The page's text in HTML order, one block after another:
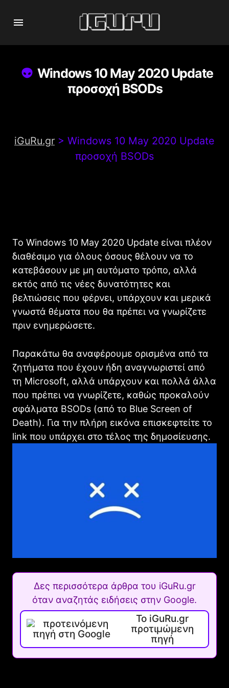
Windows 10 May 2020 Update
προσοχή BSODs
iGuRu.gr > Windows 10 May 2020 Update
προσοχή BSODs
Το Windows 10 May 2020 Update είναι πλέον
διαθέσιμο για όλους όσους θέλουν να το
κατεβάσουν με μη αυτόματο τρόπο, αλλά
εκτός από τις νέες δυνατότητες και
βελτιώσεις που φέρνει, υπάρχουν και μερικά
γνωστά θέματα που θα πρέπει να γνωρίζετε
πριν ενημερώσετε.
Παρακάτω θα αναφέρουμε ορισμένα από τα
ζητήματα που έχουν ήδη αναγνωριστεί από
τη Microsoft, αλλά υπάρχουν και πολλά άλλα
που πρέπει να γνωρίζετε, καθώς προκαλούν
σφάλματα BSODs (από το Blue Screen of
Death). Για την πλήρη εικόνα επισκεφτείτε το
link που υπάρχει στο τέλος της δημοσίευσης.
Δες περισσότερα άρθρα του iGuRu.gr
όταν αναζητάς ειδήσεις στην Google.
Το iGuRu.gr
προτιμώμενη
πηγή